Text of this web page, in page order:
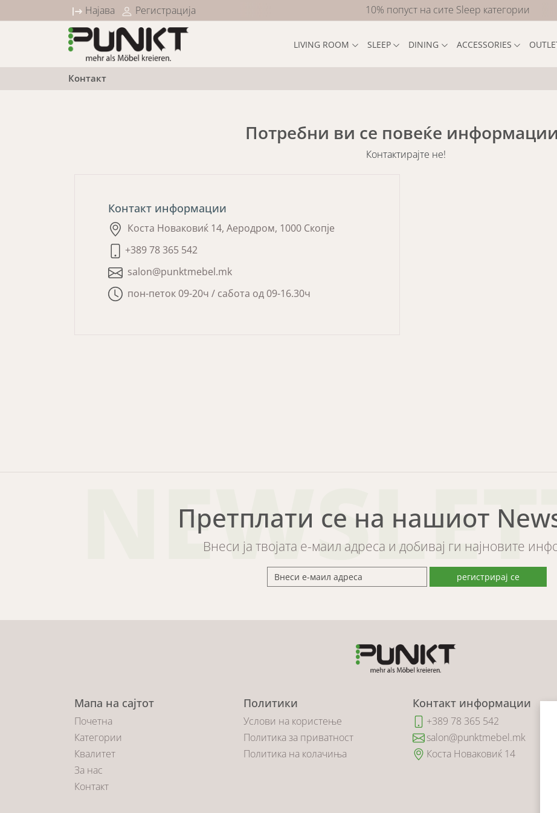
Најава Регистрација
10% попуст на сите Sleep категории 10% попуст на сите Sleep категории
LIVING ROOM SLEEP DINING ACCESSORIES
Контакт
Потребни ви се повеќе
Контактирајте не!
Контакт информации
Коста Новаковиќ 14, Аеродром, 1000 Скопје
+389 78 365 542
salon@punktmebel.mk
пон-петок 09-20ч / сабота од 09-16.30ч
Претплати се на нашиот
Внеси ја твојата е-маил адреса и добивај ги најновите
регистрирај се
Мапа на сајтот
Почетна
Категории
Квалитет
За нас
Контакт
Политики
Услови на користење
Политика за приватност
Политика на колачиња
Контакт информации
+389 78 365 542
salon@punktmebel.mk
Коста Новаковиќ 14